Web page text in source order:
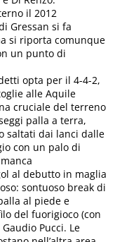
il 2012
Gressan si fa
si riporta comunque
un punto di
opta per il 4-4-2,
alle Aquile
cruciale del terreno
palla a terra,
saltati dai lanci dalle
con un palo di
al debutto in maglia
sontuoso break di
al piede e
del fuorigioco (con
Pucci. Le